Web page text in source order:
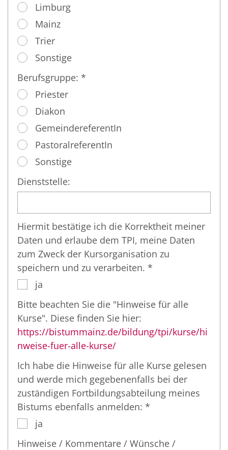
Limburg
Mainz
Trier
Sonstige
Berufsgruppe: *
Priester
Diakon
GemeindereferentIn
PastoralreferentIn
Sonstige
Dienststelle:
Hiermit bestätige ich die Korrektheit meiner
Daten und erlaube dem TPI, meine Daten
zum Zweck der Kursorganisation zu
speichern und zu verarbeiten. *
ja
Bitte beachten Sie die "Hinweise für alle
Kurse". Diese finden Sie hier:
https://bistummainz.de/bildung/tpi/kurse/hi
nweise-fuer-alle-kurse/
Ich habe die Hinweise für alle Kurse gelesen
und werde mich gegebenenfalls bei der
zuständigen Fortbildungsabteilung meines
Bistums ebenfalls anmelden: *
ja
Hinweise / Kommentare / Wünsche /